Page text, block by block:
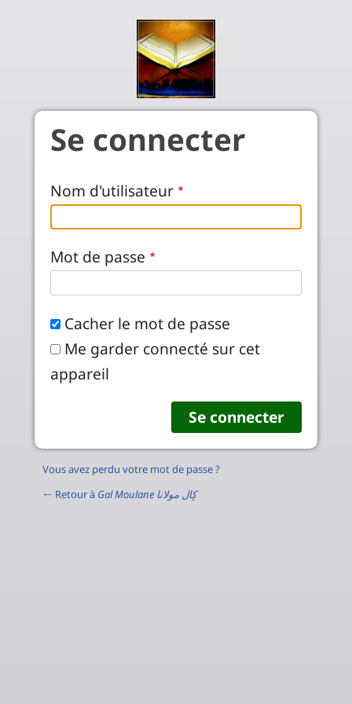
Se connecter
Nom d'utilisateur
Mot de passe
Cacher le mot de passe
Me garder connecté sur cet
appareil
Vous avez perdu votre mot de passe ?
← Retour à
Gal Moulane ڮال مولانا